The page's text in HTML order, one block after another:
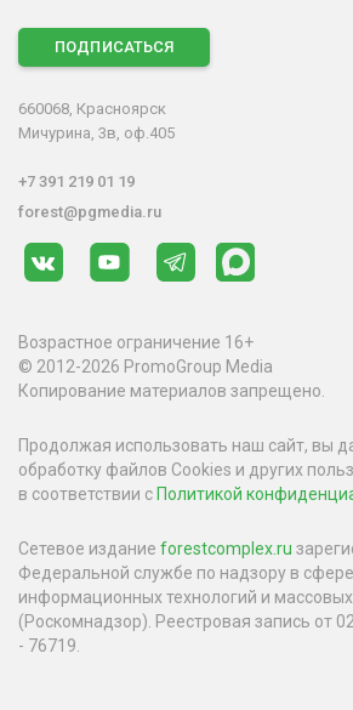
ПОДПИСАТЬСЯ
660068, Красноярск
Мичурина, 3в, оф.405
+7 391 219 01 19
forest@pgmedia.ru
Возрастное ограничение 16+
© 2012-2026 PromoGroup Media
Копирование материалов запрещено.
Продолжая использовать наш сайт, вы
обработку файлов Cookies и других
в соответствии сПолитикой
Сетевое издание forestcomplex.ru
Федеральной службе по надзору в
информационных технологий и
(Роскомнадзор). Реестровая запись от
- 76719.